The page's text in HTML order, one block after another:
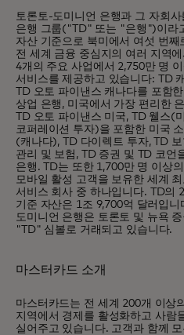
토론토-도미니언 은행과 그 자회
은행 그룹("TD" 또는 "은행")이라
자산 기준으로 북미에서 여섯 번째
전 세계 금융 중심지의 여러 지역
4개의 주요 사업에서 2,750만 명 이
서비스를 제공하고 있습니다: TD
TD 오토 파이낸스 캐나다를 포함
상업 은행, 미국에서 가장 편리한
TD 오토 파이낸스 미국, TD 웰스(
코퍼레이션 투자)을 포함한 미국
(캐나다), TD 다이렉트 투자, TD
관리 및 보험, TD 증권 및 TD 코언
은행. TD는 또한 1,700만 명 이상
모바일 활성 고객을 보유한 세계
서비스 회사 중 하나입니다. TD의
기준 자산은 1조 9,700억 달러입니
도미니언 은행은 토론토 및 뉴욕
"TD" 심볼로 거래되고 있습니다.
마스터카드 소개
마스터카드는 전 세계 200개 이상
지역에서 경제를 활성화하고 사람
실어주고 있습니다. 고객과 함께